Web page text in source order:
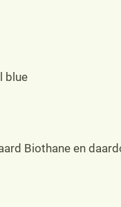
blue
Biothane en